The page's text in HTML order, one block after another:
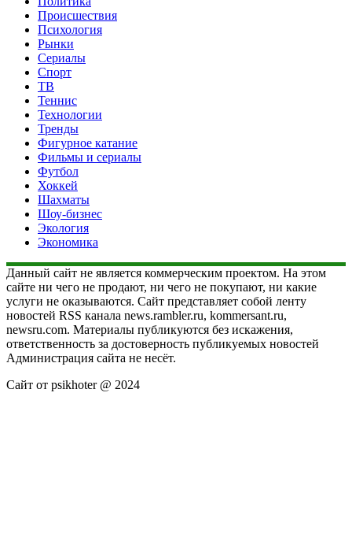
Происшествия
Психология
Рынки
Сериалы
Спорт
ТВ
Теннис
Технологии
Тренды
Фигурное катание
Фильмы и сериалы
Футбол
Хоккей
Шахматы
Шоу-бизнес
Экология
Экономика
Данный сайт не является коммерческим проектом. На этом
сайте ни чего не продают, ни чего не покупают, ни какие
услуги не оказываются. Сайт представляет собой ленту
новостей RSS канала news.rambler.ru, kommersant.ru,
newsru.com. Материалы публикуются без искажения,
ответственность за достоверность публикуемых новостей
Администрация сайта не несёт.
Сайт от psikhoter @ 2024